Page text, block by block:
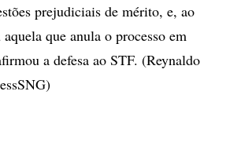
prejudiciais de mérito, e, ao
que anula o processo em
a defesa ao STF. (Reynaldo